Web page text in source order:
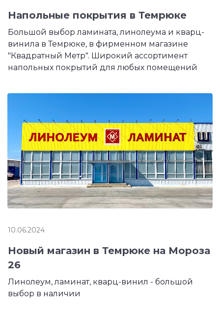
Напольные покрытия в Темрюке
Большой выбор ламината, линолеума и кварц-
винила в Темрюке, в фирменном магазине
"Квадратный Метр". Широкий ассортимент
напольных покрытий для любых помещений
10.06.2024
Новый магазин в Темрюке на Мороза
26
Линолеум, ламинат, кварц-винил - большой
выбор в наличии